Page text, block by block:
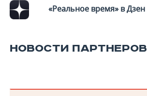
«Реальное время» в Дзен
НОВОСТИ ПАРТНЕРОВ